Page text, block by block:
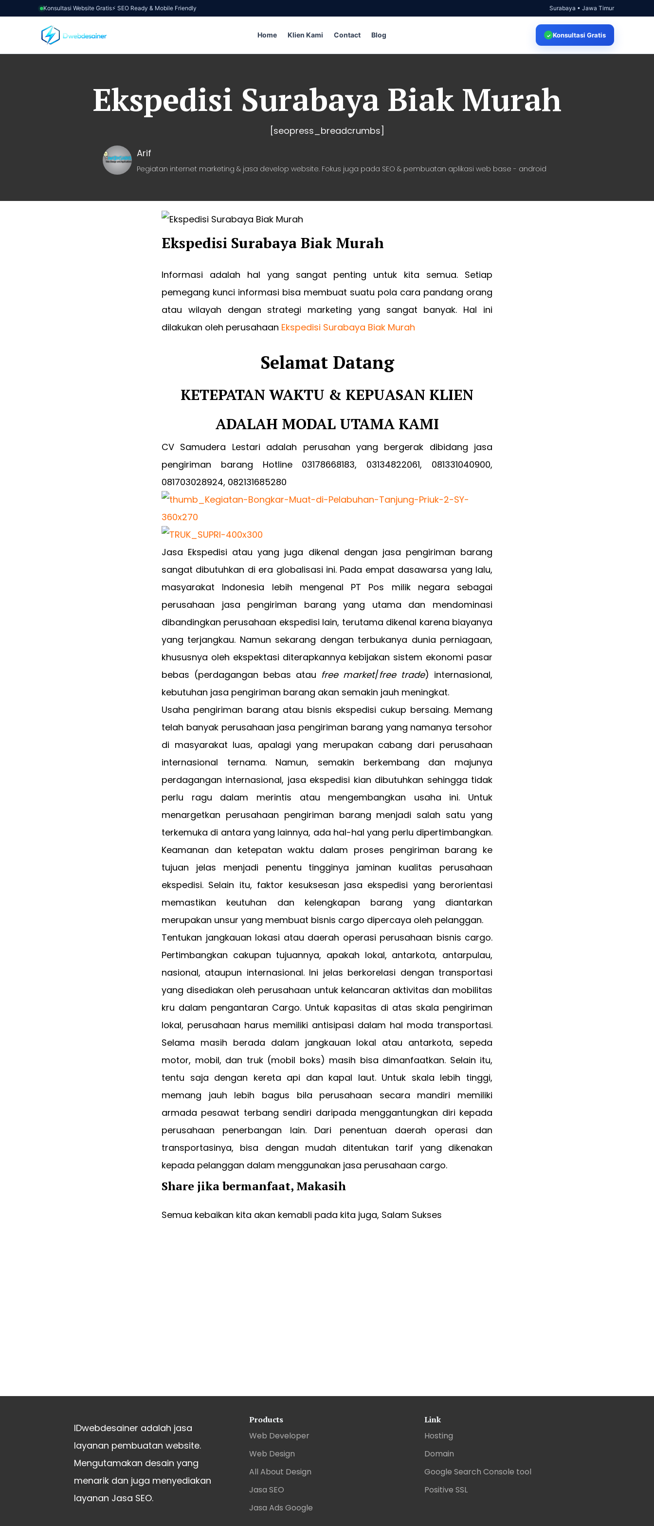
Konsultasi Website Gratis⚡ SEO Ready & Mobile Friendly Surabaya • Jawa Timur
Home Klien Kami Contact Blog ✓ Konsultasi Gratis
Ekspedisi Surabaya Biak Murah
[seopress_breadcrumbs]
Arif
Pegiatan internet marketing & jasa develop website. Fokus juga pada SEO & pembuatan aplikasi web base - android
Ekspedisi Surabaya Biak Murah
Informasi adalah hal yang sangat penting untuk kita semua. Setiap
pemegang kunci informasi bisa membuat suatu pola cara pandang orang
atau wilayah dengan strategi marketing yang sangat banyak. Hal ini
dilakukan oleh perusahaan Ekspedisi Surabaya Biak Murah
Selamat Datang
KETEPATAN WAKTU & KEPUASAN KLIEN
ADALAH MODAL UTAMA KAMI
CV Samudera Lestari adalah perusahan yang bergerak dibidang jasa
pengiriman barang Hotline 03178668183, 03134822061, 081331040900,
081703028924, 082131685280
Jasa Ekspedisi atau yang juga dikenal dengan jasa pengiriman barang
sangat dibutuhkan di era globalisasi ini. Pada empat dasawarsa yang lalu,
masyarakat Indonesia lebih mengenal PT Pos milik negara sebagai
perusahaan jasa pengiriman barang yang utama dan mendominasi
dibandingkan perusahaan ekspedisi lain, terutama dikenal karena biayanya
yang terjangkau. Namun sekarang dengan terbukanya dunia perniagaan,
khususnya oleh ekspektasi diterapkannya kebijakan sistem ekonomi pasar
bebas (perdagangan bebas atau free market/free trade) internasional,
kebutuhan jasa pengiriman barang akan semakin jauh meningkat.
Usaha pengiriman barang atau bisnis ekspedisi cukup bersaing. Memang
telah banyak perusahaan jasa pengiriman barang yang namanya tersohor
di masyarakat luas, apalagi yang merupakan cabang dari perusahaan
internasional ternama. Namun, semakin berkembang dan majunya
perdagangan internasional, jasa ekspedisi kian dibutuhkan sehingga tidak
perlu ragu dalam merintis atau mengembangkan usaha ini. Untuk
menargetkan perusahaan pengiriman barang menjadi salah satu yang
terkemuka di antara yang lainnya, ada hal-hal yang perlu dipertimbangkan.
Keamanan dan ketepatan waktu dalam proses pengiriman barang ke
tujuan jelas menjadi penentu tingginya jaminan kualitas perusahaan
ekspedisi. Selain itu, faktor kesuksesan jasa ekspedisi yang berorientasi
memastikan keutuhan dan kelengkapan barang yang diantarkan
merupakan unsur yang membuat bisnis cargo dipercaya oleh pelanggan.
Tentukan jangkauan lokasi atau daerah operasi perusahaan bisnis cargo.
Pertimbangkan cakupan tujuannya, apakah lokal, antarkota, antarpulau,
nasional, ataupun internasional. Ini jelas berkorelasi dengan transportasi
yang disediakan oleh perusahaan untuk kelancaran aktivitas dan mobilitas
kru dalam pengantaran Cargo. Untuk kapasitas di atas skala pengiriman
lokal, perusahaan harus memiliki antisipasi dalam hal moda transportasi.
Selama masih berada dalam jangkauan lokal atau antarkota, sepeda
motor, mobil, dan truk (mobil boks) masih bisa dimanfaatkan. Selain itu,
tentu saja dengan kereta api dan kapal laut. Untuk skala lebih tinggi,
memang jauh lebih bagus bila perusahaan secara mandiri memiliki
armada pesawat terbang sendiri daripada menggantungkan diri kepada
perusahaan penerbangan lain. Dari penentuan daerah operasi dan
transportasinya, bisa dengan mudah ditentukan tarif yang dikenakan
kepada pelanggan dalam menggunakan jasa perusahaan cargo.
Share jika bermanfaat, Makasih
Semua kebaikan kita akan kemabli pada kita juga, Salam Sukses
IDwebdesainer adalah jasa
layanan pembuatan website.
Mengutamakan desain yang
menarik dan juga menyediakan
layanan Jasa SEO.
Products
Web Developer
Web Design
All About Design
Jasa SEO
Jasa Ads Google
Link
Hosting
Domain
Google Search Console tool
Positive SSL